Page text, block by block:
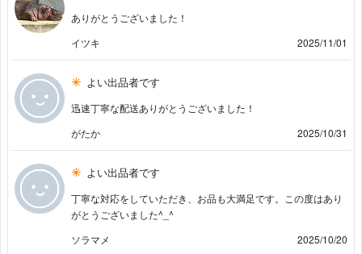
ありがとうございました！
イツキ
2025/11/01
よい出品者です
迅速丁寧な配送ありがとうございました！
がたか
2025/10/31
よい出品者です
丁寧な対応をしていただき、お品も大満足です。この度はあり
がとうございました^_^
ソラマメ
2025/10/20